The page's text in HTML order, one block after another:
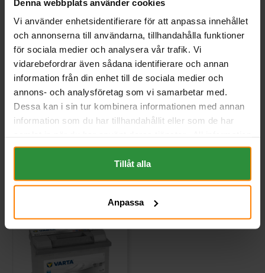
Denna webbplats använder cookies
Vi använder enhetsidentifierare för att anpassa innehållet
och annonserna till användarna, tillhandahålla funktioner
för sociala medier och analysera vår trafik. Vi
vidarebefordrar även sådana identifierare och annan
information från din enhet till de sociala medier och
annons- och analysföretag som vi samarbetar med.
Dessa kan i sin tur kombinera informationen med annan
information som du har tillhandahållit eller som de har
om "Cookies" och ditt val finner du på vår Cookie sida
längst ner i "footern" på sidan.
Tillåt alla
Anpassa
Bosch S5 12v 77Ah S5008
BOSCH
190
Art nr. S5008
Webblager
Stockholm
2 363 krinkl. moms
Tudor HIGH-TECH 12V 77Ah
TA770
TUDOR
Mått (mm) L=278 B=175 H=190 |
EN:760 | PS:0 | Kg:17,5
Art nr. TA770
Webblager
Stockholm
1 885 krinkl. moms